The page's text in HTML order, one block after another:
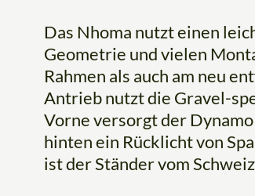
Das Nhoma nutzt einen
Geometrie und vielen
Rahmen als auch am neu
Antrieb nutzt die Gravel-
Vorne versorgt der
hinten ein Rücklicht von
ist der Ständer vom